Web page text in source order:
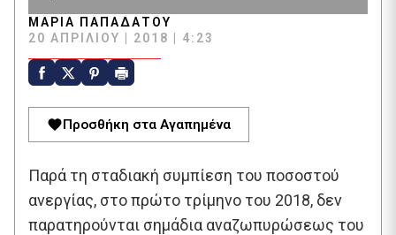
ΜΑΡΊΑ ΠΑΠΑΔΆΤΟΥ
20 ΑΠΡΙΛΊΟΥ | 2018 | 4:23
Προσθήκη στα Αγαπημένα
Παρά τη σταδιακή συμπίεση του ποσοστού
ανεργίας, στο πρώτο τρίμηνο του 2018, δεν
παρατηρούνται σημάδια αναζωπυρώσεως του